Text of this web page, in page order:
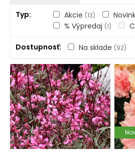
Typ Akcie (13)
% Výpredaj (1)
Dostupnosť Na sklade (92)